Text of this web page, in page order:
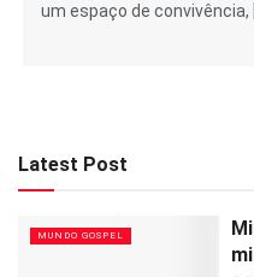
um espaço de convivência,
Latest Post
MUNDO GOSPEL